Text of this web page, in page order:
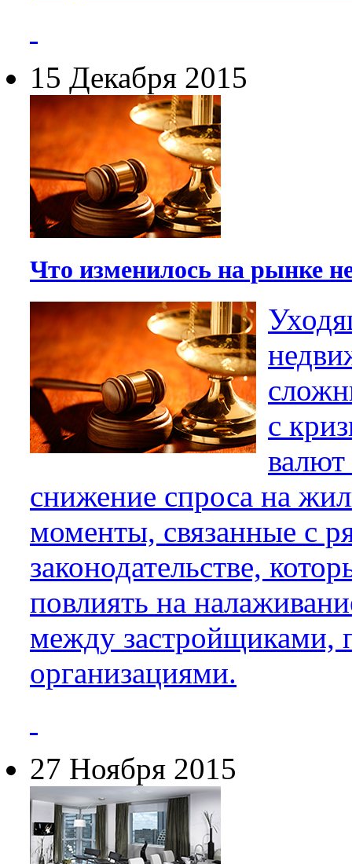
15 Декабря 2015
Что изменилось на рынке
с
валют
снижение спроса на
моменты, связанные с
законодательстве,
повлиять на
между застройщиками,
организациями.
27 Ноября 2015